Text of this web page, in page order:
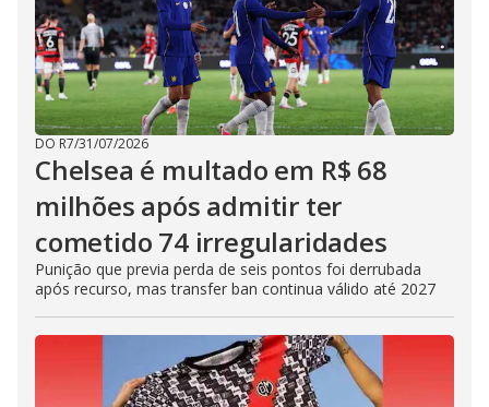
DO R7/31/07/2026
Chelsea é multado em R$ 68
milhões após admitir ter
cometido 74 irregularidades
Punição que previa perda de seis pontos foi derrubada
após recurso, mas transfer ban continua válido até 2027